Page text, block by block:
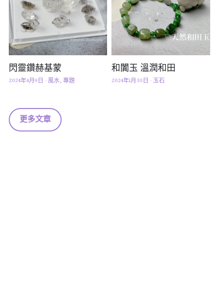
閃靈鑽赫基蒙
2024年4月9日 · 風水, 專題
和闐玉 溫潤和田
2024年1月30日 · 玉石
更多文章